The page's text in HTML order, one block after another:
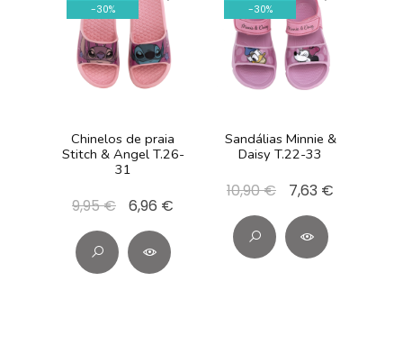
-30%
Chinelos de praia
Stitch & Angel T.26-
31
9,95 € 6,96 €
-30%
Sandálias Minnie &
Daisy T.22-33
10,90 € 7,63 €